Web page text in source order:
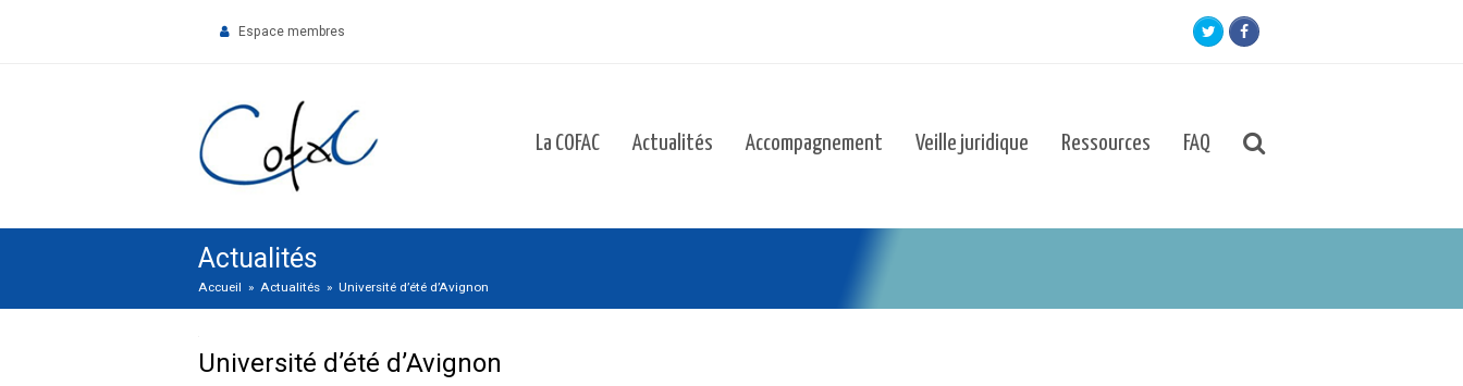
Espace membres TwitterFacebook
La COFAC Actualités Accompagnement Veille juridique Ressources FAQ
Actualités
Accueil » Actualités » Université d’été d’Avignon
Université d’été d’Avignon